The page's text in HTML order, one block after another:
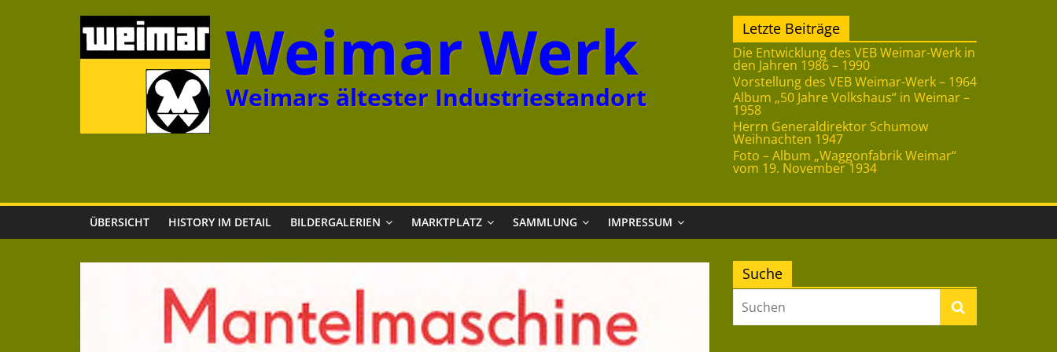
Weimar Werk
Weimars ältester Industriestandort
Letzte Beiträge
Die Entwicklung des VEB Weimar-Werk in
den Jahren 1986 – 1990
Vorstellung des VEB Weimar-Werk – 1964
Album „50 Jahre Volkshaus“ in Weimar –
1958
Herrn Generaldirektor Schumow
Weihnachten 1947
Foto – Album „Waggonfabrik Weimar“
vom 19. November 1934
ÜBERSICHT HISTORY IM DETAIL BILDERGALERIEN MARKTPLATZ SAMMLUNG IMPRESSUM
Suche